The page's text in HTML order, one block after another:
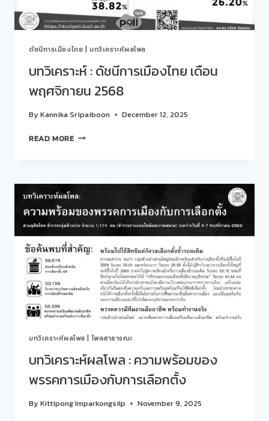
กุมภาพันธ์
2569”
ดัชนีการเมืองไทย บทวิเคราะห์ผลโพล
บทวิเคราะห์ : ดัชนีการเมืองไทย เดือน
พฤศจิกายน 2568
ByKannika Sripaiboon December 12, 2025
READ MOREบท
การเมือง
ไทย
เดือน
พฤศจิกายน
บทวิเคราะห์ผลโพล |โพลสาธารณะ
บทวิเคราะห์ผลโพล : ความพร้อมของ
พรรคการเมืองกับการเลือกตั้ง
ByKittipong Imparkongsilp
November 9, 2025